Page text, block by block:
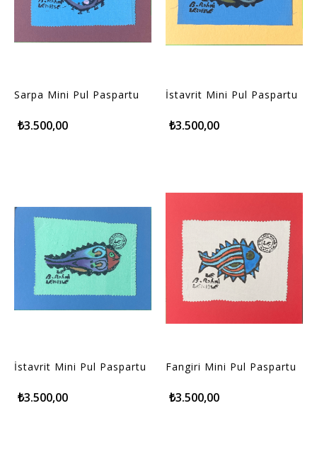
Sarpa Mini Pul Paspartu
₺3.500,00
İstavrit Mini Pul Paspartu
₺3.500,00
İstavrit Mini Pul Paspartu
₺3.500,00
Fangiri Mini Pul Paspartu
₺3.500,00